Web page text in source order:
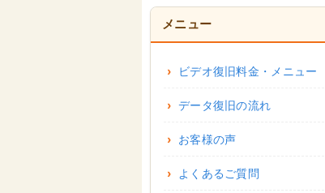
メニュー
ビデオ復旧料金・メニュー
データ復旧の流れ
お客様の声
よくあるご質問